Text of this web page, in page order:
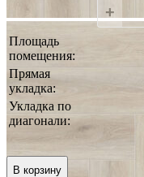
+
Площадь
помещения:
Прямая
укладка:
Укладка по
диагонали:
0 руб.
В корзину